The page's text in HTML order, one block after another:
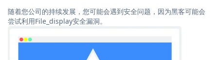
随着您公司的持续发展，您可能会遇到安全问题，因为黑客可能会
尝试利用File_display安全漏洞。